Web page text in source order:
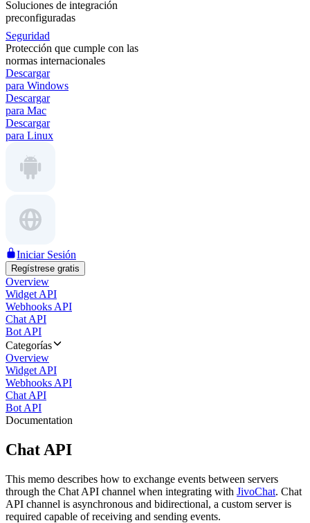
Soluciones de integración
preconfiguradas
Seguridad
Protección que cumple con las
normas internacionales
Descargar
para Windows
Descargar
para Mac
Descargar
para Linux
Iniciar Sesión
Regístrese gratis
Overview
Widget API
Webhooks API
Chat API
Bot API
Categorías
Overview
Widget API
Webhooks API
Chat API
Bot API
Documentation
Chat API
This memo describes how to exchange events between servers
through the Chat API channel when integrating with JivoChat. Chat
API channel is asynchronous and bidirectional, a custom server is
required capable of receiving and sending events.